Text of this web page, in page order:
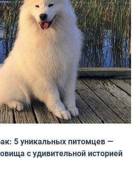
5 уникальных питомцев —
с удивительной историей